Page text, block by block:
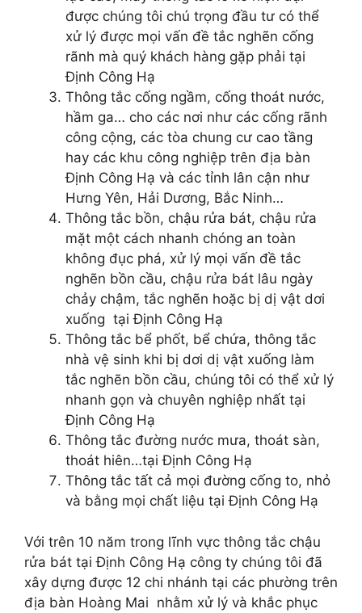
được chúng tôi chú trọng đầu tư có thể
xử lý được mọi vấn đề tắc nghẽn cống
rãnh mà quý khách hàng gặp phải tại
Định Công Hạ
Thông tắc cống ngầm, cống thoát nước,
hầm ga… cho các nơi như các cống rãnh
công cộng, các tòa chung cư cao tầng
hay các khu công nghiệp trên địa bàn
Định Công Hạ và các tỉnh lân cận như
Hưng Yên, Hải Dương, Bắc Ninh…
Thông tắc bồn, chậu rửa bát, chậu rửa
mặt một cách nhanh chóng an toàn
không đục phá, xử lý mọi vấn đề tắc
nghẽn bồn cầu, chậu rửa bát lâu ngày
chảy chậm, tắc nghẽn hoặc bị dị vật dơi
xuống tại Định Công Hạ
Thông tắc bể phốt, bể chứa, thông tắc
nhà vệ sinh khi bị dơi dị vật xuống làm
tắc nghẽn bồn cầu, chúng tôi có thể xử lý
nhanh gọn và chuyên nghiệp nhất tại
Định Công Hạ
Thông tắc đường nước mưa, thoát sàn,
thoát hiên…tại Định Công Hạ
Thông tắc tất cả mọi đường cống to, nhỏ
và bằng mọi chất liệu tại Định Công Hạ
Với trên 10 năm trong lĩnh vực thông tắc chậu
rửa bát tại Định Công Hạ công ty chúng tôi đã
xây dựng được 12 chi nhánh tại các phường trên
địa bàn Hoàng Mai nhằm xử lý và khắc phục